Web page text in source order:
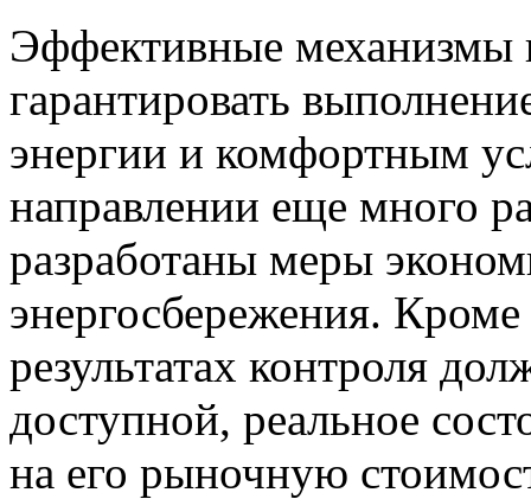
Эффективные механизмы
гарантировать
энергии и комфортным
направлении еще много
разработаны меры
энергосбережения.
результатах контроля
доступной, реальное
на его рыночную